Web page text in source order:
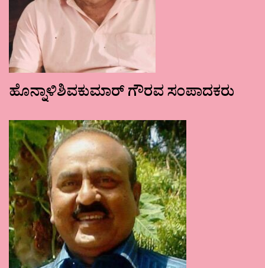
ಹೊನ್ನಾಳಿಶಿವಕುಮಾರ್ ಗೌರವ ಸಂಪಾದಕರು